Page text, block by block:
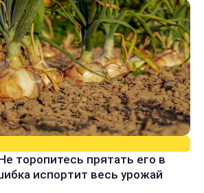
торопитесь прятать его в
испортит весь урожай